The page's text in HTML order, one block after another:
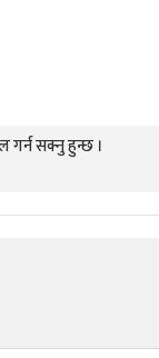
गर्न सक्नु हुन्छ ।